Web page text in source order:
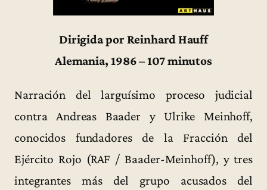
Dirigida por Reinhard Hauff
Alemania, 1986 – 107 minutos
Narración del larguísimo proceso judicial
contra Andreas Baader y Ulrike Meinhoff,
conocidos fundadores de la Fracción del
Ejército Rojo (RAF / Baader-Meinhoff), y tres
integrantes más del grupo acusados del